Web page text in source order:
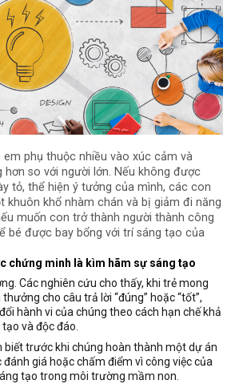
phụ thuộc nhiều vào xúc cảm và
so với người lớn. Nếu không được
tỏ, thể hiện ý tưởng của mình, các con
khuôn khổ nhàm chán và bị giảm đi năng
muốn con trở thành người thành công
bé được bay bổng với trí sáng tạo của
chứng minh là kìm hãm sự sáng tạo
Các nghiên cứu cho thấy, khi trẻ mong
cho câu trả lời “đúng” hoặc “tốt”,
hành vi của chúng theo cách hạn chế khả
và độc đáo.
biết trước khi chúng hoàn thành một dự án
giá hoặc chấm điểm vì công việc của
tạo trong môi trường mầm non.